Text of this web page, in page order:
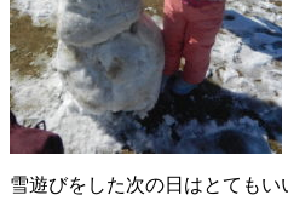
雪遊びをした次の日はとても